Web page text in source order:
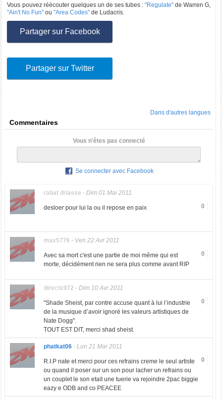
Vous pouvez réécouter quelques un de ses tubes : "Regulate"de Warren G,
"Ain't No Fun" ou "Area Codes" de Ludacris.
Partager sur Facebook
Partager sur Twitter
Dans d'autres langues
Commentaires
Vous n'êtes pas connecté
Se connecter avec Facebook
rabat driasse - Dim 01 Mai 2011
0
desloer pour lui la ou il repose en paix
max5776 - Ven 22 Avr 2011
0
Avec sa mort c'est une partie de moi même qui est
morte, décidément rien ne sera plus comme avant RIP
directx972 - Dim 10 Avr 2011
0
"Shade Sheist, par contre accuse quant à lui l’industrie
de la musique d’avoir ignoré les valeurs artistiques de
Nate Dogg".
TOUT EST DIT, merci shad sheist.
phatkat06- Lun 21 Mar 2011
0
R.I.P nate et merci pour ces refrains creme le seul artiste
ou quand il poser sur un son pour lacher un refrains ou
un couplet le son etait une tuerie va rejoindre 2pac biggie
eazy e ODB and co PEACEE